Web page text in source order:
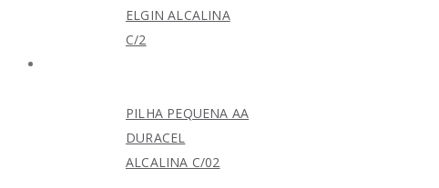
ELGIN ALCALINA
C/2
PILHA PEQUENA AA
DURACEL
ALCALINA C/02